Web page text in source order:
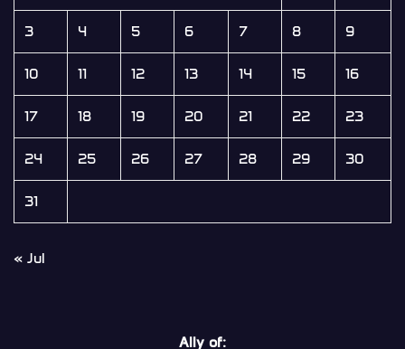
3 4 5 6 7 8 9
10 11 12 13 14 15 16
17 18 19 20 21 22 23
24 25 26 27 28 29 30
31
« Jul
Ally of: